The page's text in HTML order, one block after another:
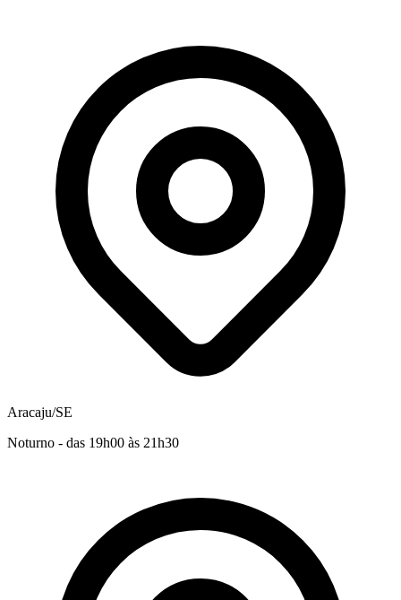
Aracaju/SE
Noturno - das 19h00 às 21h30